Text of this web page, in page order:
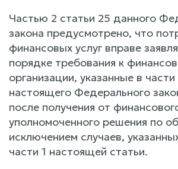
Частью 2 статьи 25 данного
закона предусмотрено, что
финансовых услуг вправе
порядке требования к
организации, указанные в части
настоящего Федерального
после получения от
уполномоченного решения по
исключением случаев,
части 1 настоящей статьи.